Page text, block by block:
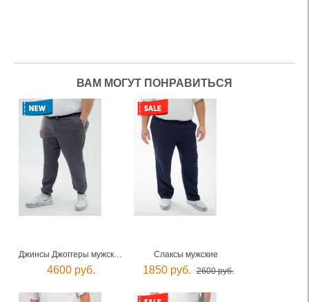
ВАМ МОГУТ ПОНРАВИТЬСЯ
Джинсы Джоггеры мужские
4600 руб.
Слаксы мужские
1850 руб. 2600 руб.